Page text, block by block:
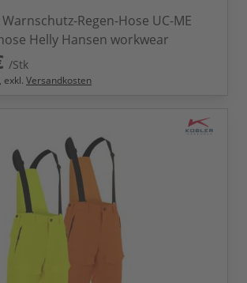
Regen-Hose UC-ME
Helly Hansen workwear
/Stk
exkl. Versandkosten